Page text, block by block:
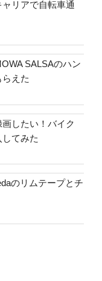
リアで自転車通
SALSAのハン
らえた
したい！バイク
てみた
のリムテープとチ